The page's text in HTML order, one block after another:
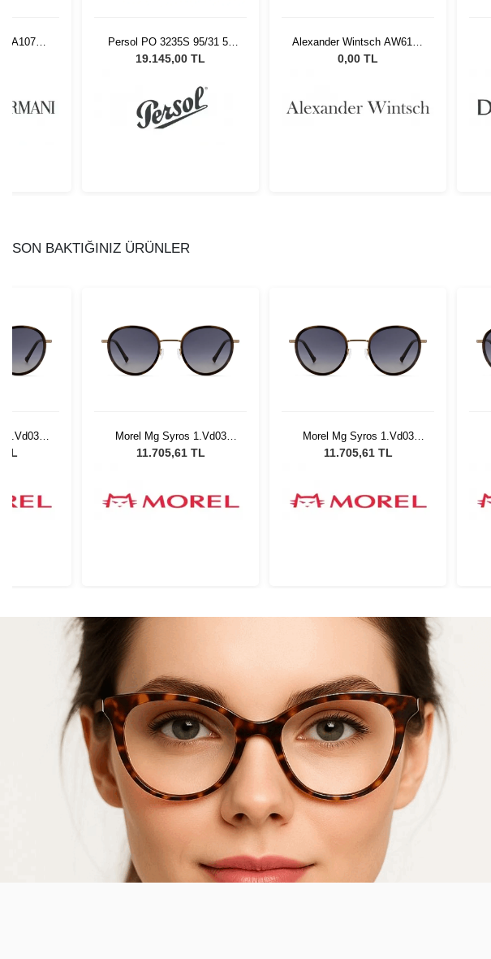
EA1079
Persol PO 3235S 95/31 55
Unisex Güneş Gözlüğü
19.145,00 TL
Alexander Wintsch AW6181
C1
0,00 TL
SON BAKTIĞINIZ ÜRÜNLER
1.Vd03
TL
Morel Mg Syros 1.Vd03
5022
11.705,61 TL
Morel Mg Syros 1.Vd03
5022
11.705,61 TL